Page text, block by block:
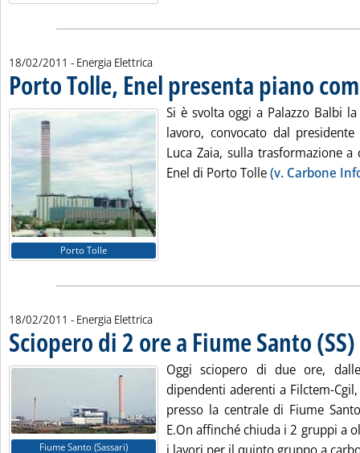
18/02/2011 - Energia Elettrica
Porto Tolle, Enel presenta piano
Porto Tolle
Si è svolta oggi a Palazzo Balbi
lavoro, convocato dal
Luca Zaia, sulla trasformazione
Enel di Porto Tolle(v. Carbone
18/02/2011 - Energia Elettrica
Sciopero di 2 ore a Fiume Santo (SS)
Fiume Santo (Sassari)
Oggi sciopero di due ore,
dipendenti aderenti a Filctem-
presso la centrale di Fiume
E.On affinché chiuda i 2 gruppi a